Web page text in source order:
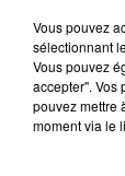
publier
Publié : 8
Vous pouvez
sélectionnant
Vous pouvez
accepter". Vos
pouvez mettre
moment via le